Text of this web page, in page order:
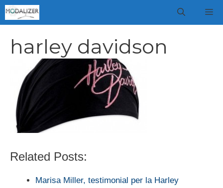
Vai
al
harley davidson
Related Posts:
Marisa Miller, testimonial per la Harley